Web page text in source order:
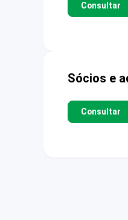
Consultar
Sócios e
Consultar